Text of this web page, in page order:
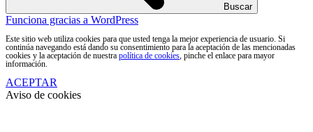
Buscar
Funciona gracias a WordPress
Este sitio web utiliza cookies para que usted tenga la mejor experiencia de usuario. Si
continúa navegando está dando su consentimiento para la aceptación de las mencionadas
cookies y la aceptación de nuestra política de cookies , pinche el enlace para mayor
información.
ACEPTAR
Aviso de cookies